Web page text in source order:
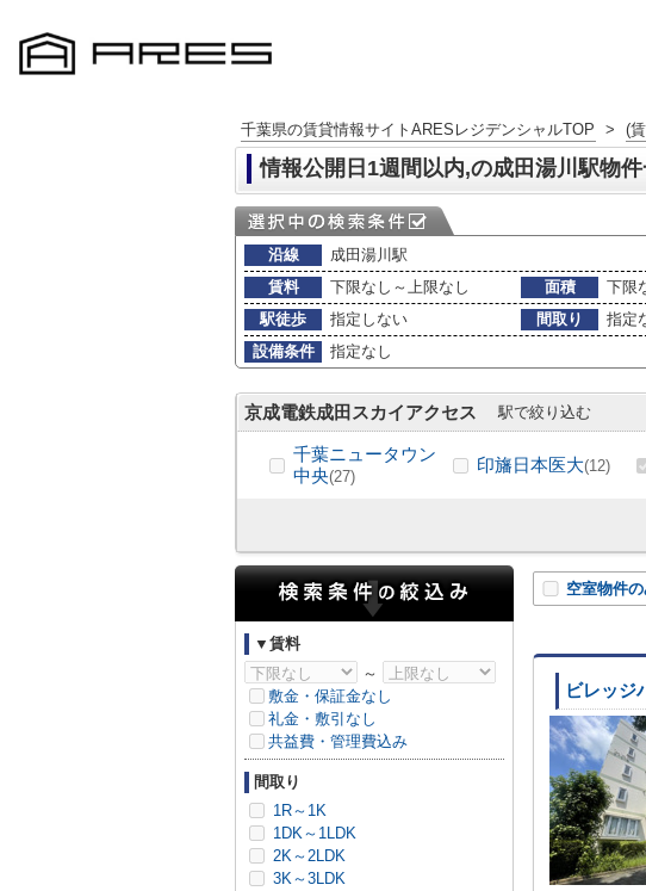
千葉県の賃貸情報サイトARESレジデンシャルTOP > (
情報公開日1週間以内,の成田湯川駅物
沿線
成田湯川駅
賃料
下限なし～上限なし 面積 下限
駅徒歩
指定しない 間取り
指定
設備条件
指定なし
京成電鉄成田スカイアクセス 駅で絞り込む
千葉ニュータウン
中央(27)
印旛日本医大(12)
空室物件
ビレッ
▼賃料
～
敷金・保証金なし
礼金・敷引なし
共益費・管理費込み
間取り
1R～1K
1DK～1LDK
2K～2LDK
3K～3LDK